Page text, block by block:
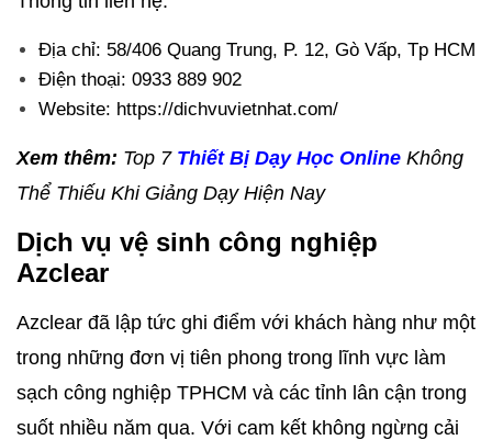
Địa chỉ: 58/406 Quang Trung, P. 12, Gò Vấp, Tp HCM
Điện thoại: 0933 889 902
Website: https://dichvuvietnhat.com/
Xem thêm: Top 7 Thiết Bị Dạy Học Online Không
Thể Thiếu Khi Giảng Dạy Hiện Nay
Dịch vụ vệ sinh công nghiệp
Azclear
Azclear đã lập tức ghi điểm với khách hàng như một
trong những đơn vị tiên phong trong lĩnh vực làm
sạch công nghiệp TPHCM và các tỉnh lân cận trong
suốt nhiều năm qua. Với cam kết không ngừng cải